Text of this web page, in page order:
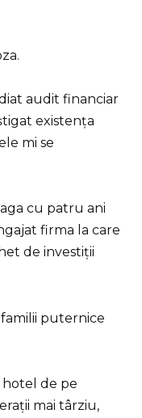
audit financiar
existența
mi se
cu patru ani
firma la care
de investiții
puternice
de pe
mai târziu,